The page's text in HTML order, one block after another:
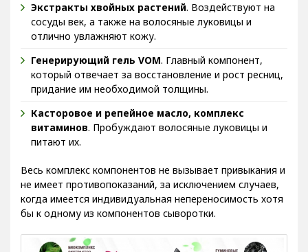
Экстракты хвойных растений. Воздействуют на
сосуды век, а также на волосяные луковицы и
отлично увлажняют кожу.
Генерирующий гель VOM. Главный компонент,
который отвечает за восстановление и рост ресниц,
придание им необходимой толщины.
Касторовое и репейное масло, комплекс
витаминов. Пробуждают волосяные луковицы и
питают их.
Весь комплекс компонентов не вызывает привыкания и
не имеет противопоказаний, за исключением случаев,
когда имеется индивидуальная непереносимость хотя
бы к одному из компонентов сыворотки.